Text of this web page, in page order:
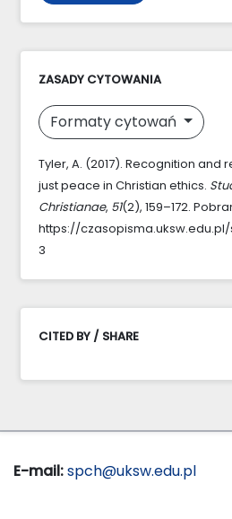
ZASADY CYTOWANIA
Formaty cytowań
Tyler, A. (2017). Recognition and
just peace in Christian ethics.
Christianae, 51(2), 159–172.
https://
3
CITED BY / SHARE
E-mail:spch@uksw.edu.pl